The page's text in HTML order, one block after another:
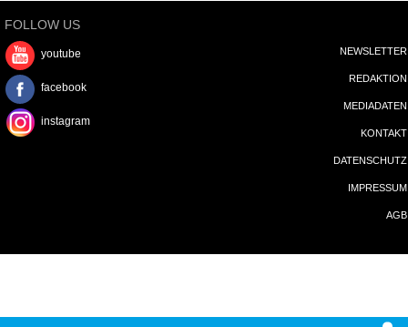
FOLLOW US
youtube
facebook
instagram
NEWSLETTER
REDAKTION
MEDIADATEN
KONTAKT
DATENSCHUTZ
IMPRESSUM
AGB